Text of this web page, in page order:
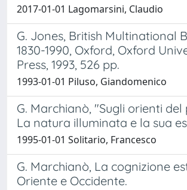
2017-01-01 Lagomarsini, Claudio
G. Jones, British Multinational
1830-1990, Oxford, Oxford
Press, 1993, 526 pp.
1993-01-01 Piluso, Giandomenico
G. Marchianò, "Sugli orienti del
La natura illuminata e la sua
1995-01-01 Solitario, Francesco
G. Marchianò, La cognizione
Oriente e Occidente.